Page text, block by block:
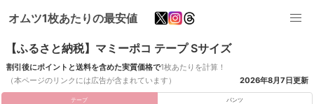
オムツ1枚あたりの最安値
【ふるさと納税】マミーポコ テープ Sサイズ
割引後にポイントと送料を含めた実質価格で1枚あたりを計算！
（本ページのリンクには広告が含まれています）
2026年8月7日更新
テープ パンツ